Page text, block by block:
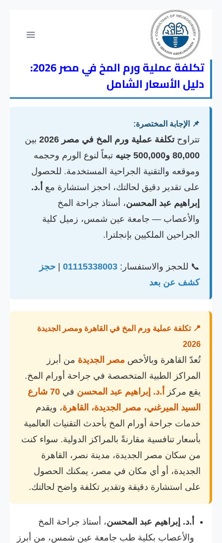
تكلفة عملية ورم المخ في مصر 2026:
دليل الأسعار الشامل
📌 الإجابة المختصرة:
تتراوحتكلفة عملية ورم المخ في مصر 2026
بين
80,000 و500,000 جنيه
تبعاً لنوع الورم وحجمه
وموقعه والتقنية الجراحية المستخدمة. للحصول
على تقدير دقيق لحالتك، احجز استشارة مع أ.د.
إبراهيم عبد المحسن، أستاذ جراحة المخ
والأعصاب — جامعة عين شمس، زميل كلية
الجراحين الملكيين بإنجلترا.
📞 للحجز والاستفسار: 01115338003
حجز
كشف عن بعد
📍 تكلفة عملية ورم المخ في القاهرة ومصر الجديدة
2026
تُعدّ القاهرة وبالأخص مصر الجديدة من أبرز
المراكز الطبية المتخصصة في جراحة أورام المخ.
يقع مركز
أ.د. إبراهيم عبد المحسن في
70 شارع
السيد الميرغني، مصر الجديدة، القاهرة، ويقدم
خدمات جراحة أورام المخ بأحدث التقنيات العالمية
بأسعار تنافسية مقارنةً بالمراكز الدولية. سواء كنت
من سكان مصر الجديدة، مدينة نصر، القاهرة
الجديدة، أو أي مكان في مصر، يمكنك الحصول
على استشارة دقيقة وتقدير تكلفة واضح لحالتك.
أ.د. إبراهيم عبد المحسن، أستاذ جراحة المخ
والأعصاب بكلية طب جامعة عين شمس، من أبرز